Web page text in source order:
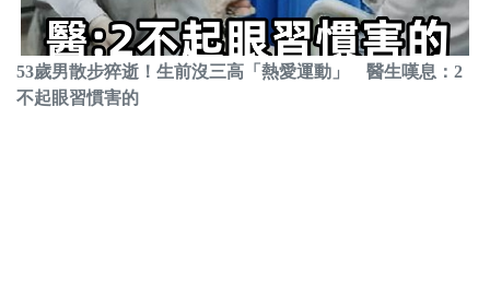
53歲男散步猝逝！生前沒三高「熱愛運動」 醫生嘆息：2
不起眼習慣害的